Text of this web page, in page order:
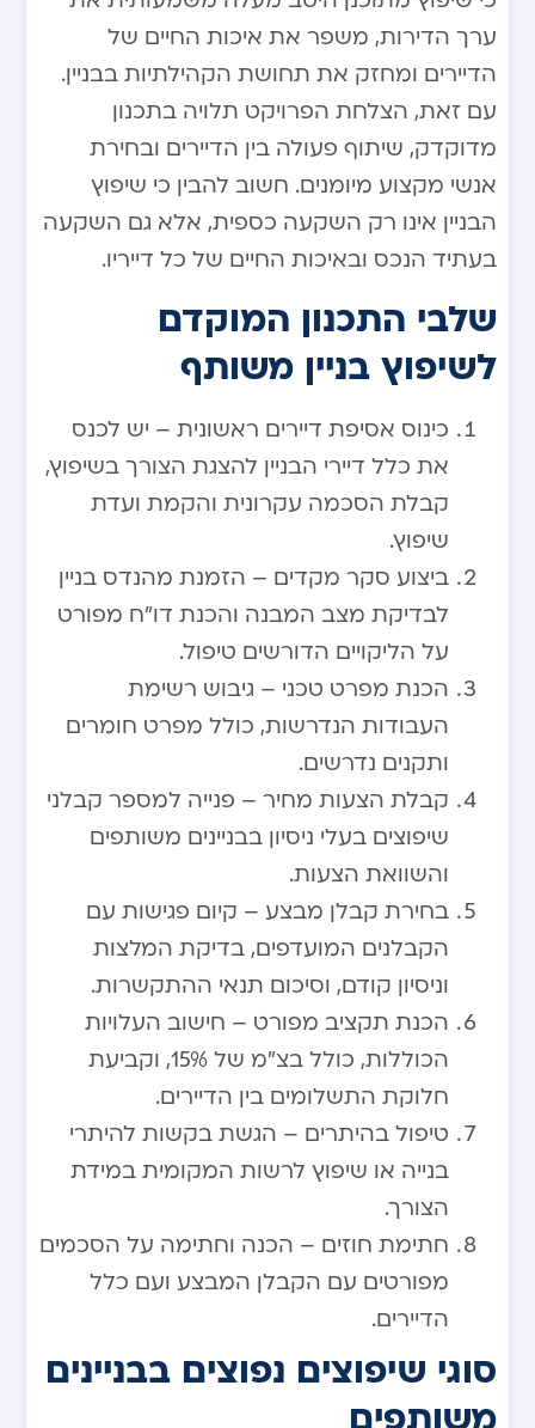
ערך הדירות, משפר את איכות החיים של
הדיירים ומחזק את תחושת הקהילתיות בבניין.
עם זאת, הצלחת הפרויקט תלויה בתכנון
מדוקדק, שיתוף פעולה בין הדיירים ובחירת
אנשי מקצוע מיומנים. חשוב להבין כי שיפוץ
הבניין אינו רק השקעה כספית, אלא גם השקעה
בעתיד הנכס ובאיכות החיים של כל דייריו.
שלבי התכנון המוקדם
לשיפוץ בניין משותף
כינוס אסיפת דיירים ראשונית – יש לכנס
את כלל דיירי הבניין להצגת הצורך בשיפוץ,
קבלת הסכמה עקרונית והקמת ועדת
שיפוץ.
ביצוע סקר מקדים – הזמנת מהנדס בניין
לבדיקת מצב המבנה והכנת דו”ח מפורט
על הליקויים הדורשים טיפול.
הכנת מפרט טכני – גיבוש רשימת
העבודות הנדרשות, כולל מפרט חומרים
ותקנים נדרשים.
קבלת הצעות מחיר – פנייה למספר קבלני
שיפוצים בעלי ניסיון בבניינים משותפים
והשוואת הצעות.
בחירת קבלן מבצע – קיום פגישות עם
הקבלנים המועדפים, בדיקת המלצות
וניסיון קודם, וסיכום תנאי ההתקשרות.
הכנת תקציב מפורט – חישוב העלויות
הכוללות, כולל בצ”מ של 15%, וקביעת
חלוקת התשלומים בין הדיירים.
טיפול בהיתרים – הגשת בקשות להיתרי
בנייה או שיפוץ לרשות המקומית במידת
הצורך.
חתימת חוזים – הכנה וחתימה על הסכמים
מפורטים עם הקבלן המבצע ועם כלל
הדיירים.
סוגי שיפוצים נפוצים בבניינים